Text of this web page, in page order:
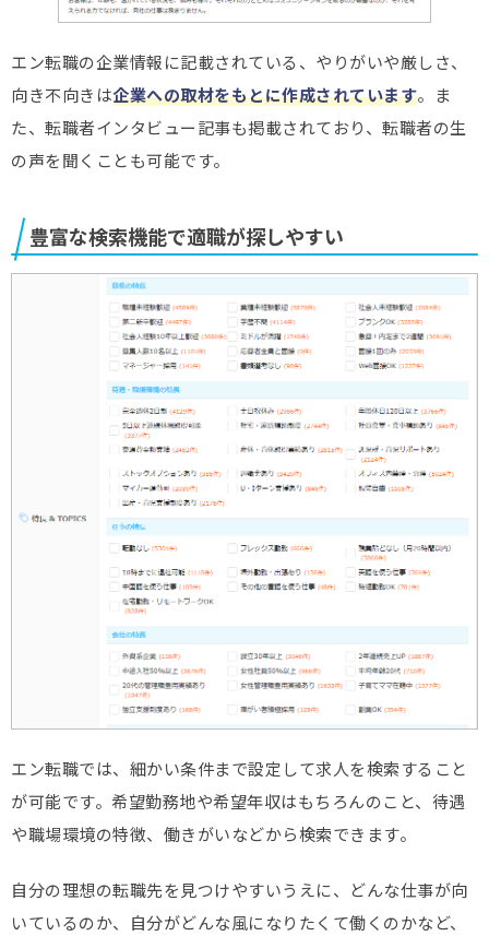
エン転職の企業情報に記載されている、やりがいや厳しさ、
向き不向きは企業への取材をもとに作成されています。ま
た、転職者インタビュー記事も掲載されており、転職者の生
の声を聞くことも可能です。
豊富な検索機能で適職が探しやすい
エン転職では、細かい条件まで設定して求人を検索すること
が可能です。希望勤務地や希望年収はもちろんのこと、待遇
や職場環境の特徴、働きがいなどから検索できます。
自分の理想の転職先を見つけやすいうえに、どんな仕事が向
いているのか、自分がどんな風になりたくて働くのかなど、